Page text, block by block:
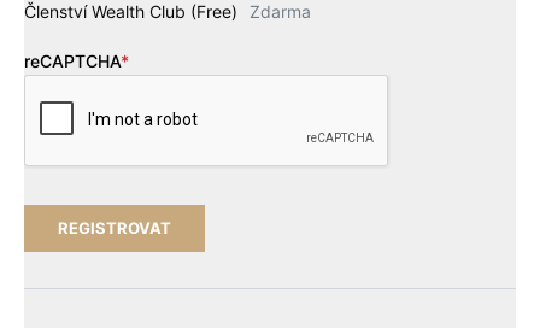
Členství Wealth Club (Free) Zdarma
reCAPTCHA*